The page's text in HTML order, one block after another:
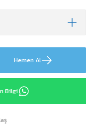
Hemen Al
Bilgi